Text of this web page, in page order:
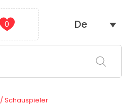
0 De
/Schauspieler